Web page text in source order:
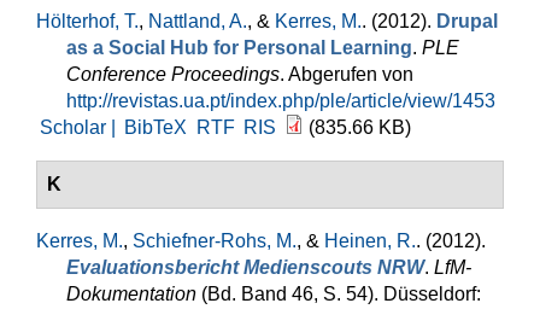
Hölterhof, T., Nattland, A., & Kerres, M.. (2012). Drupal
as a Social Hub for Personal Learning. PLE
Conference Proceedings. Abgerufen von
http://revistas.ua.pt/index.php/ple/article/view/1453
Scholar |
BibTeX RTF RIS (835.66 KB)
K
Kerres, M., Schiefner-Rohs, M., & Heinen, R.. (2012).
Evaluationsbericht Medienscouts NRW. LfM-
Dokumentation (Bd. Band 46, S. 54). Düsseldorf: